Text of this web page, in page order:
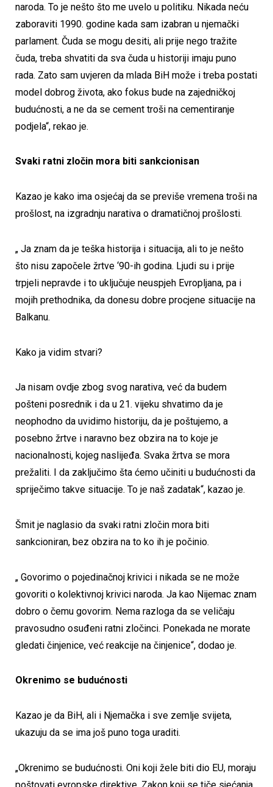
naroda. To je nešto što me uvelo u politiku. Nikada neću
zaboraviti 1990. godine kada sam izabran u njemački
parlament. Čuda se mogu desiti, ali prije nego tražite
čuda, treba shvatiti da sva čuda u historiji imaju puno
rada. Zato sam uvjeren da mlada BiH može i treba postati
model dobrog života, ako fokus bude na zajedničkoj
budućnosti, a ne da se cement troši na cementiranje
podjela“, rekao je.
Svaki ratni zločin mora biti sankcionisan
Kazao je kako ima osjećaj da se previše vremena troši na
prošlost, na izgradnju narativa o dramatičnoj prošlosti.
„ Ja znam da je teška historija i situacija, ali to je nešto
što nisu započele žrtve ‘90-ih godina. Ljudi su i prije
trpjeli nepravde i to uključuje neuspjeh Evropljana, pa i
mojih prethodnika, da donesu dobre procjene situacije na
Balkanu.
Kako ja vidim stvari?
Ja nisam ovdje zbog svog narativa, već da budem
pošteni posrednik i da u 21. vijeku shvatimo da je
neophodno da uvidimo historiju, da je poštujemo, a
posebno žrtve i naravno bez obzira na to koje je
nacionalnosti, kojeg naslijeđa. Svaka žrtva se mora
prežaliti. I da zaključimo šta ćemo učiniti u budućnosti da
spriječimo takve situacije. To je naš zadatak“, kazao je.
Šmit je naglasio da svaki ratni zločin mora biti
sankcioniran, bez obzira na to ko ih je počinio.
„ Govorimo o pojedinačnoj krivici i nikada se ne može
govoriti o kolektivnoj krivici naroda. Ja kao Nijemac znam
dobro o čemu govorim. Nema razloga da se veličaju
pravosudno osuđeni ratni zločinci. Ponekada ne morate
gledati činjenice, već reakcije na činjenice“, dodao je.
Okrenimo se budućnosti
Kazao je da BiH, ali i Njemačka i sve zemlje svijeta,
ukazuju da se ima još puno toga uraditi.
„Okrenimo se budućnosti. Oni koji žele biti dio EU, moraju